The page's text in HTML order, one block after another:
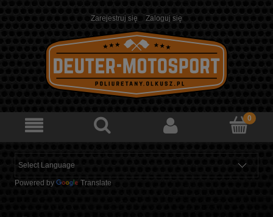
Zarejestruj się Zaloguj się
Powered by Translate